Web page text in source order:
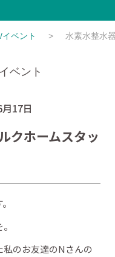
ベント 水素水整水
ベント
17日
クホームスタッ
のお友達のNさんの